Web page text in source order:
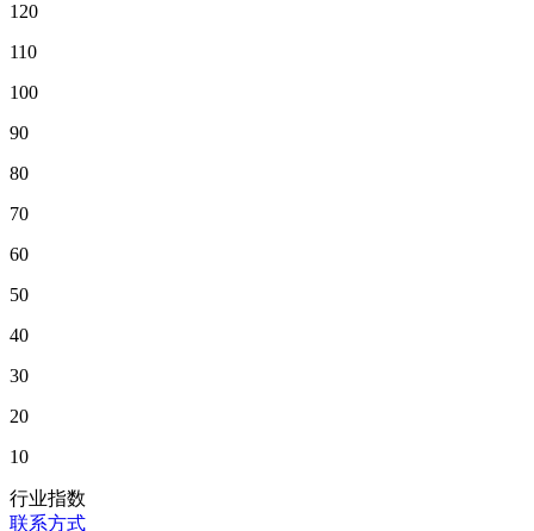
120
110
100
90
80
70
60
50
40
30
20
10
行业指数
联系方式